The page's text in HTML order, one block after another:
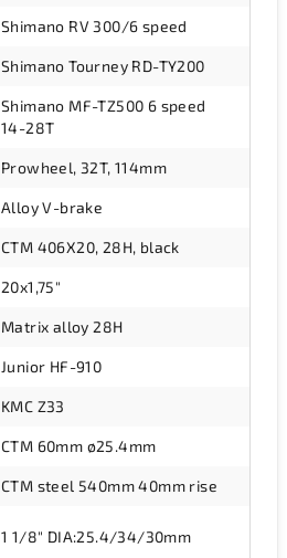
Shimano RV 300/6 speed
Shimano Tourney RD-TY200
Shimano MF-TZ500 6 speed
14-28T
Prowheel, 32T, 114mm
Alloy V-brake
CTM 406X20, 28H, black
20x1,75"
Matrix alloy 28H
Junior HF-910
KMC Z33
CTM 60mm ø25.4mm
CTM steel 540mm 40mm rise
1 1/8" DIA:25.4/34/30mm